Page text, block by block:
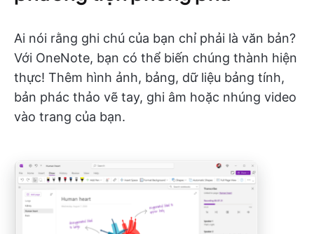
Ai nói rằng ghi chú của bạn chỉ phải là văn bản?
Với OneNote, bạn có thể biến chúng thành hiện
thực! Thêm hình ảnh, bảng, dữ liệu bảng tính,
bản phác thảo vẽ tay, ghi âm hoặc nhúng video
vào trang của bạn.